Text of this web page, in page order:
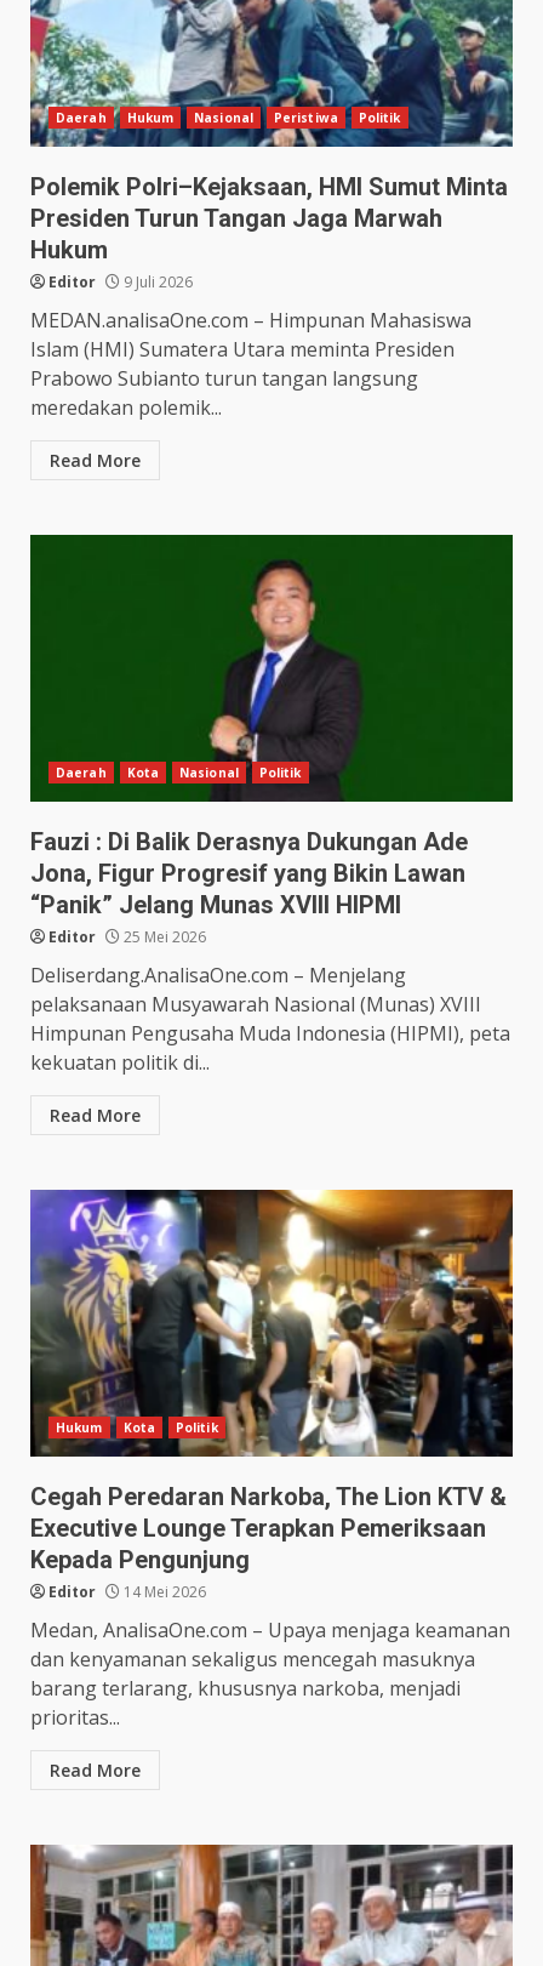
Daerah Hukum Nasional Peristiwa Politik
Polemik Polri–Kejaksaan, HMI Sumut Minta
Presiden Turun Tangan Jaga Marwah
Hukum
Editor 9 Juli 2026
MEDAN.analisaOne.com – Himpunan Mahasiswa
Islam (HMI) Sumatera Utara meminta Presiden
Prabowo Subianto turun tangan langsung
meredakan polemik...
Read More
Daerah Kota Nasional Politik
Fauzi : Di Balik Derasnya Dukungan Ade
Jona, Figur Progresif yang Bikin Lawan
“Panik” Jelang Munas XVIII HIPMI
Editor 25 Mei 2026
Deliserdang.AnalisaOne.com – Menjelang
pelaksanaan Musyawarah Nasional (Munas) XVIII
Himpunan Pengusaha Muda Indonesia (HIPMI), peta
kekuatan politik di...
Read More
Hukum Kota Politik
Cegah Peredaran Narkoba, The Lion KTV &
Executive Lounge Terapkan Pemeriksaan
Kepada Pengunjung
Editor 14 Mei 2026
Medan, AnalisaOne.com – Upaya menjaga keamanan
dan kenyamanan sekaligus mencegah masuknya
barang terlarang, khususnya narkoba, menjadi
prioritas...
Read More